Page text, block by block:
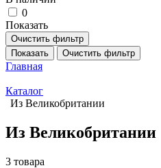
0
Показать
Очистить фильтр
Показать
Очистить фильтр
Главная
Каталог
Из Великобритании
Из Великобритании
3 товара